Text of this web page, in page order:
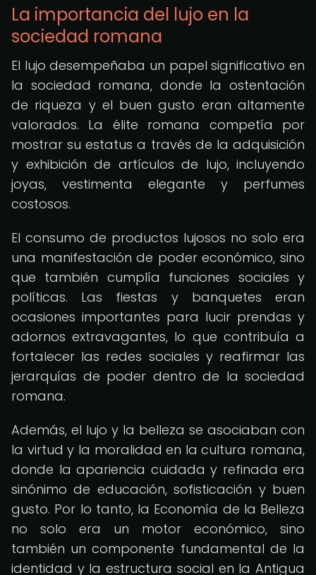
La importancia del lujo en la
sociedad romana
El lujo desempeñaba un papel significativo en
la sociedad romana, donde la ostentación
de riqueza y el buen gusto eran altamente
valorados. La élite romana competía por
mostrar su estatus a través de la adquisición
y exhibición de artículos de lujo, incluyendo
joyas, vestimenta elegante y perfumes
costosos.
El consumo de productos lujosos no solo era
una manifestación de poder económico, sino
que también cumplía funciones sociales y
políticas. Las fiestas y banquetes eran
ocasiones importantes para lucir prendas y
adornos extravagantes, lo que contribuía a
fortalecer las redes sociales y reafirmar las
jerarquías de poder dentro de la sociedad
romana.
Además, el lujo y la belleza se asociaban con
la virtud y la moralidad en la cultura romana,
donde la apariencia cuidada y refinada era
sinónimo de educación, sofisticación y buen
gusto. Por lo tanto, la Economía de la Belleza
no solo era un motor económico, sino
también un componente fundamental de la
identidad y la estructura social en la Antigua